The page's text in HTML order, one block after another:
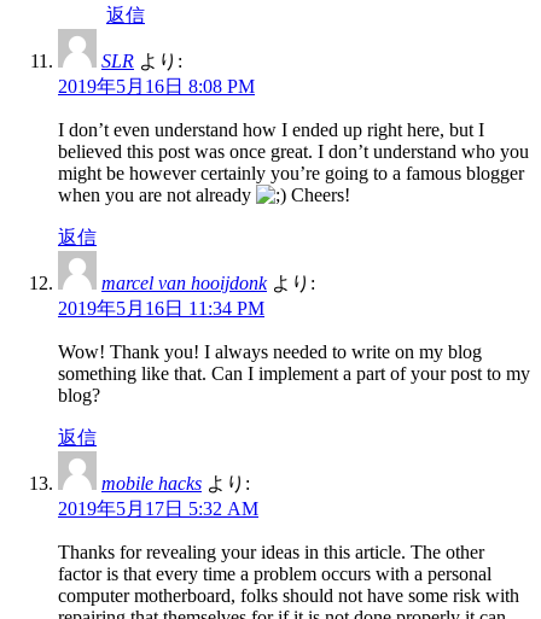
返信
SLR より:
2019年5月16日 8:08 PM
I don’t even understand how I ended up right here, but I
believed this post was once great. I don’t understand who you
might be however certainly you’re going to a famous blogger
when you are not already
Cheers!
返信
marcel van hooijdonk より:
2019年5月16日 11:34 PM
Wow! Thank you! I always needed to write on my blog
something like that. Can I implement a part of your post to my
blog?
返信
mobile hacks より:
2019年5月17日 5:32 AM
Thanks for revealing your ideas in this article. The other
factor is that every time a problem occurs with a personal
computer motherboard, folks should not have some risk with